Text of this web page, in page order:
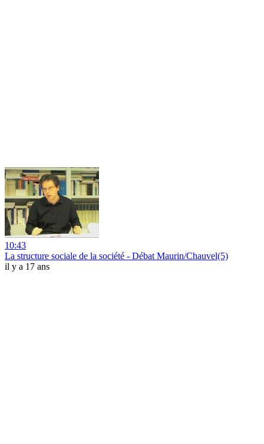
10:43
La structure sociale de la société - Débat Maurin/Chauvel(5)
il y a 17 ans